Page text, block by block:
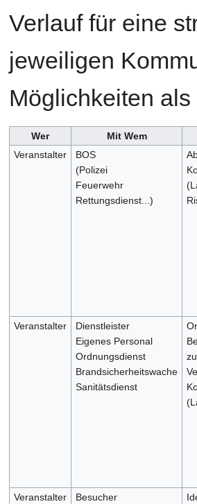
Verlauf für eine
jeweiligen
Möglichkeiten
Wer
Mit Wem
Veranstalter
BOS
(Polizei
Feuerwehr
Rettungsdienst...)
Veranstalter
Dienstleister
Eigenes Personal
Ordnungsdienst
Brandsicherheitswache
Sanitätsdienst
Veranstalter Besucher